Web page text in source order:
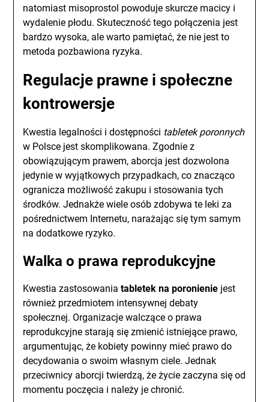
natomiast misoprostol powoduje skurcze macicy i
wydalenie płodu. Skuteczność tego połączenia jest
bardzo wysoka, ale warto pamiętać, że nie jest to
metoda pozbawiona ryzyka.
Regulacje prawne i społeczne
kontrowersje
Kwestia legalności i dostępności tabletek poronnych
w Polsce jest skomplikowana. Zgodnie z
obowiązującym prawem, aborcja jest dozwolona
jedynie w wyjątkowych przypadkach, co znacząco
ogranicza możliwość zakupu i stosowania tych
środków. Jednakże wiele osób zdobywa te leki za
pośrednictwem Internetu, narażając się tym samym
na dodatkowe ryzyko.
Walka o prawa reprodukcyjne
Kwestia zastosowaniatabletek na poronienie jest
również przedmiotem intensywnej debaty
społecznej. Organizacje walczące o prawa
reprodukcyjne starają się zmienić istniejące prawo,
argumentując, że kobiety powinny mieć prawo do
decydowania o swoim własnym ciele. Jednak
przeciwnicy aborcji twierdzą, że życie zaczyna się od
momentu poczęcia i należy je chronić.